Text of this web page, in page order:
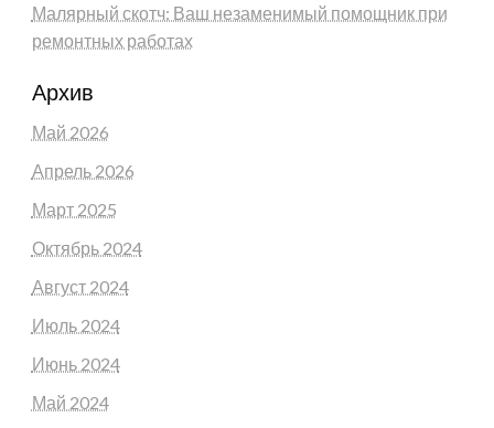
Малярный скотч: Ваш незаменимый помощник при
ремонтных работах
Архив
Май 2026
Апрель 2026
Март 2025
Октябрь 2024
Август 2024
Июль 2024
Июнь 2024
Май 2024